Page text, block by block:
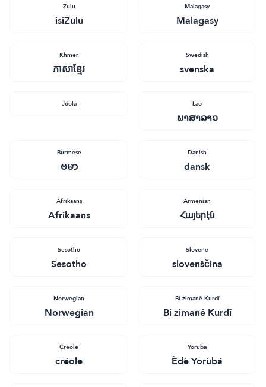
Zulu
isiZulu
Malagasy
Malagasy
Khmer
ភាសាខ្មែរ
Swedish
svenska
Jóola Lao
ພາສາລາວ
Burmese
ဗမာ
Danish
dansk
Afrikaans
Afrikaans
Armenian
Հայերէն
Sesotho
Sesotho
Slovene
slovenščina
Norwegian
Norwegian
Bi zimanê Kurdî
Bi zimanê Kurdî
Creole
créole
Yoruba
Èdè Yorùbá